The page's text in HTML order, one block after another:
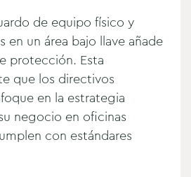
de equipo físico y
en un área bajo llave añade
protección. Esta
que los directivos
en la estrategia
negocio en oficinas
con estándares